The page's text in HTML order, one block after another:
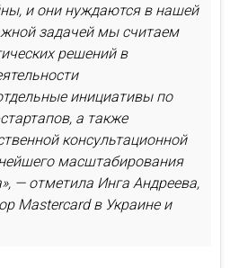
и они нуждаются в нашей
задачей мы считаем
решений в
инициативы по
а также
консультационной
масштабирования
— отметила Инга Андреева,
Mastercard в Украине и